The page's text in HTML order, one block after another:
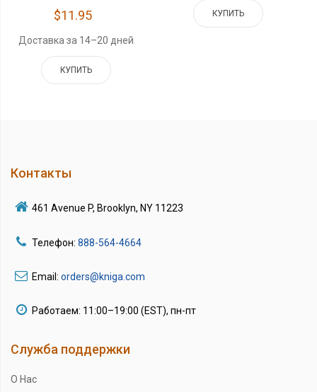
$11.95
Доставка за 14–20 дней
КУПИТЬ
КУПИТЬ
Контакты
461 Avenue P, Brooklyn, NY 11223
Телефон: 888-564-4664
Email: orders@kniga.com
Работаем: 11:00–19:00 (EST), пн-пт
Служба поддержки
О Нас